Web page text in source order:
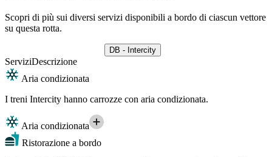
Scopri di più sui diversi servizi disponibili a bordo di ciascun vettore
su questa rotta.
DB - Intercity
ServiziDescrizione
Aria condizionata
I treni Intercity hanno carrozze con aria condizionata.
Aria condizionata
Ristorazione a bordo